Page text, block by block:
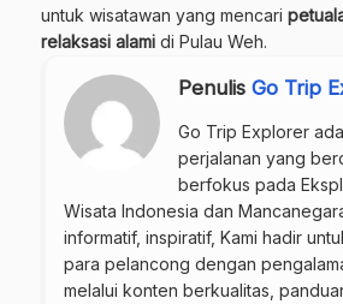
untuk wisatawan yang mencari
relaksasi alami di Pulau Weh.
Penulis Go Trip
Go Trip Explorer
perjalanan yang
berfokus pada
Wisata Indonesia dan
informatif, inspiratif, Kami hadir
para pelancong dengan
melalui konten berkualitas,